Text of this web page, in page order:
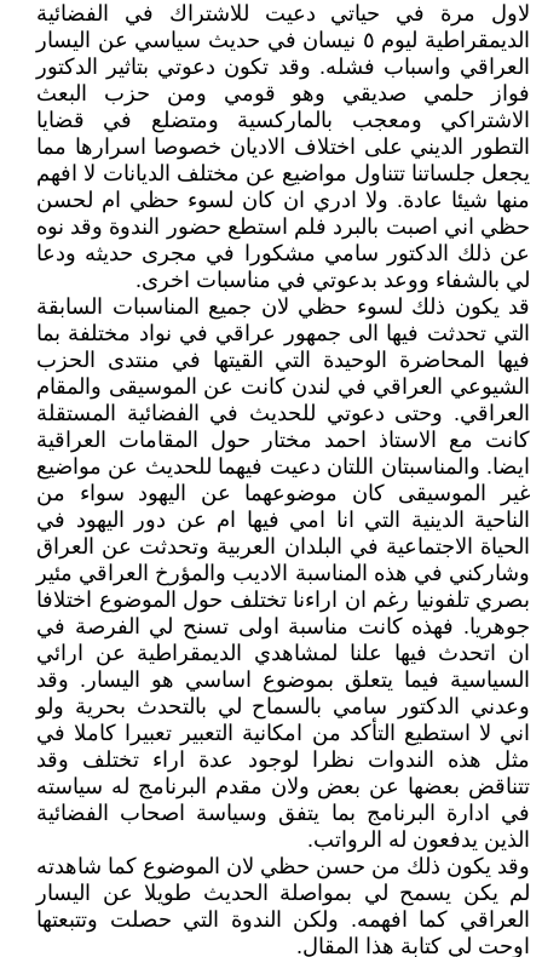
لاول مرة في حياتي دعيت للاشتراك في الفضائية
الديمقراطية ليوم ٥ نيسان في حديث سياسي عن اليسار
العراقي واسباب فشله. وقد تكون دعوتي بتاثير الدكتور
فواز حلمي صديقي وهو قومي ومن حزب البعث
الاشتراكي ومعجب بالماركسية ومتضلع في قضايا
التطور الديني على اختلاف الاديان خصوصا اسرارها مما
يجعل جلساتنا تتناول مواضيع عن مختلف الديانات لا افهم
منها شيئا عادة. ولا ادري ان كان لسوء حظي ام لحسن
حظي اني اصبت بالبرد فلم استطع حضور الندوة وقد نوه
عن ذلك الدكتور سامي مشكورا في مجرى حديثه ودعا
لي بالشفاء ووعد بدعوتي في مناسبات اخرى.
قد يكون ذلك لسوء حظي لان جميع المناسبات السابقة
التي تحدثت فيها الى جمهور عراقي في نواد مختلفة بما
فيها المحاضرة الوحيدة التي القيتها في منتدى الحزب
الشيوعي العراقي في لندن كانت عن الموسيقى والمقام
العراقي. وحتى دعوتي للحديث في الفضائية المستقلة
كانت مع الاستاذ احمد مختار حول المقامات العراقية
ايضا. والمناسبتان اللتان دعيت فيهما للحديث عن مواضيع
غير الموسيقى كان موضوعهما عن اليهود سواء من
الناحية الدينية التي انا امي فيها ام عن دور اليهود في
الحياة الاجتماعية في البلدان العربية وتحدثت عن العراق
وشاركني في هذه المناسبة الاديب والمؤرخ العراقي مئير
بصري تلفونيا رغم ان اراءنا تختلف حول الموضوع اختلافا
جوهريا. فهذه كانت مناسبة اولى تسنح لي الفرصة في
ان اتحدث فيها علنا لمشاهدي الديمقراطية عن ارائي
السياسية فيما يتعلق بموضوع اساسي هو اليسار. وقد
وعدني الدكتور سامي بالسماح لي بالتحدث بحرية ولو
اني لا استطيع التأكد من امكانية التعبير تعبيرا كاملا في
مثل هذه الندوات نظرا لوجود عدة اراء تختلف وقد
تتناقض بعضها عن بعض ولان مقدم البرنامج له سياسته
في ادارة البرنامج بما يتفق وسياسة اصحاب الفضائية
الذين يدفعون له الرواتب.
وقد يكون ذلك من حسن حظي لان الموضوع كما شاهدته
لم يكن يسمح لي بمواصلة الحديث طويلا عن اليسار
العراقي كما افهمه. ولكن الندوة التي حصلت وتتبعتها
اوحت لي كتابة هذا المقال.